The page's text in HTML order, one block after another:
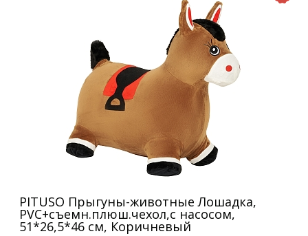
PITUSO Прыгуны-животные Лошадка,
PVC+съемн.плюш.чехол,с насосом,
51*26,5*46 см, Коричневый